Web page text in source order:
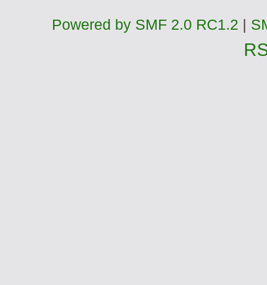
Powered by SMF 2.0 RC1.2 |